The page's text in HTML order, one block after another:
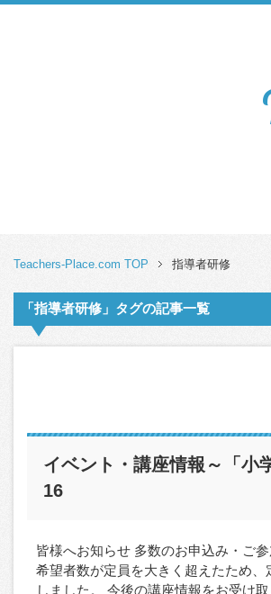
Teachers-Place.com TOP 指導者研修
「指導者研修」タグの記事一覧
イベント・講座情報～「小
16
皆様へお知らせ 多数のお申込み・ご
希望者数が定員を大きく超えたため
しました。 今後の講座情報をお受け